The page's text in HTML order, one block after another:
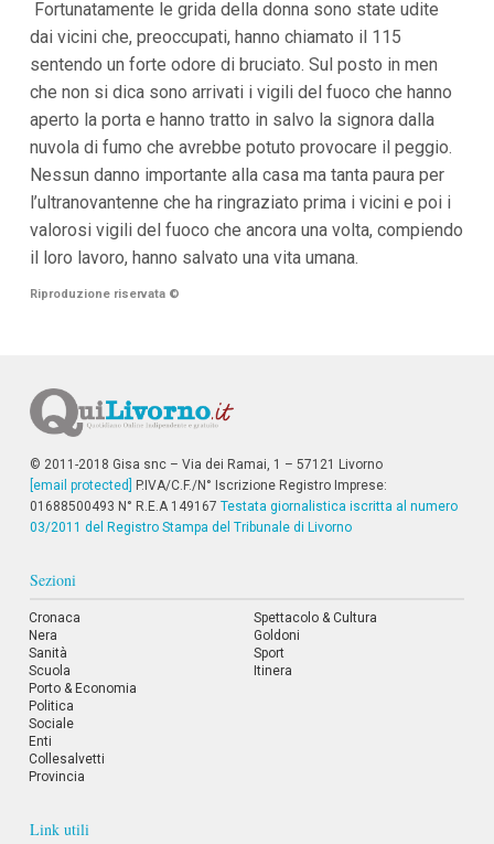
l
M
n
ù
r
n
c
i
p
a
l
n
f
n
d
o
Fortunatamente le grida della donna sono state udite
dai vicini che, preoccupati, hanno chiamato il 115
sentendo un forte odore di bruciato. Sul posto in men
che non si dica sono arrivati i vigili del fuoco che hanno
aperto la porta e hanno tratto in salvo la signora dalla
nuvola di fumo che avrebbe potuto provocare il peggio.
Nessun danno importante alla casa ma tanta paura per
l’ultranovantenne che ha ringraziato prima i vicini e poi i
valorosi vigili del fuoco che ancora una volta, compiendo
il loro lavoro, hanno salvato una vita umana.
Riproduzione riservata ©
© 2011-2018 Gisa snc – Via dei Ramai, 1 – 57121 Livorno
[email protected]
P.IVA/C.F./N° Iscrizione Registro Imprese:
01688500493 N° R.E.A 149167 Testata giornalistica iscritta al numero
03/2011 del Registro Stampa del Tribunale di Livorno
Sezioni
Cronaca
Nera
Sanità
Scuola
Porto & Economia
Politica
Sociale
Enti
Collesalvetti
Provincia
Spettacolo & Cultura
Goldoni
Sport
Itinera
Link utili